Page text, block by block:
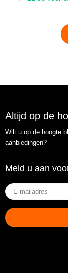
Altijd op de
Wilt u op de hoogte
aanbiedingen?
Meld u aan
E-
mailadres
(Vereist)